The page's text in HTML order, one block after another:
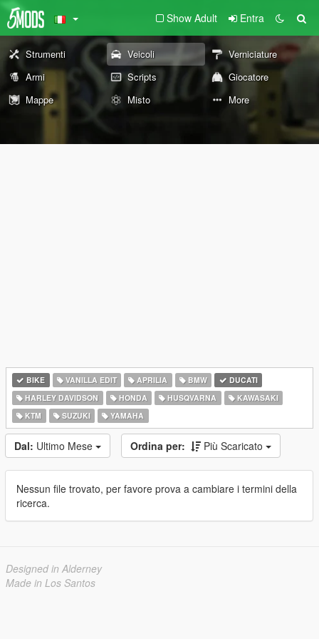
Show Adult Entra
Strumenti Veicoli
Verniciature
Armi
Scripts
Giocatore
Mappe
Misto More
BIKE VANILLA EDIT APRILIA BMW
DUCATI
HARLEY DAVIDSON
HONDA HUSQVARNA
KAWASAKI
KTM
SUZUKI YAMAHA
Dal: Ultimo Mese Ordina per: Più Scaricato
Nessun file trovato, per favore prova a cambiare i termini della
ricerca.
Designed in Alderney
Made in Los Santos